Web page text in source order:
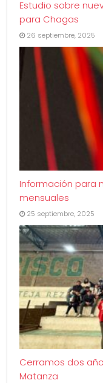
Estudio sobre
para Chagas
26 septiembre, 2025
Información para
mensuales
25 septiembre, 2025
Cerramos dos
Matanza